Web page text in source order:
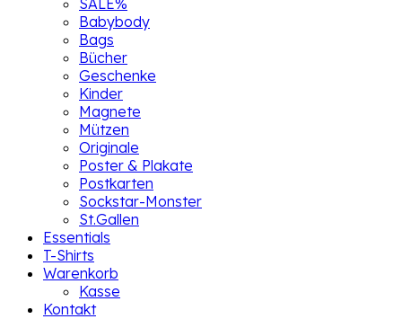
SALE%
Babybody
Bags
Bücher
Geschenke
Kinder
Magnete
Mützen
Originale
Poster & Plakate
Postkarten
Sockstar-Monster
St.Gallen
Essentials
T-Shirts
Warenkorb
Kasse
Kontakt